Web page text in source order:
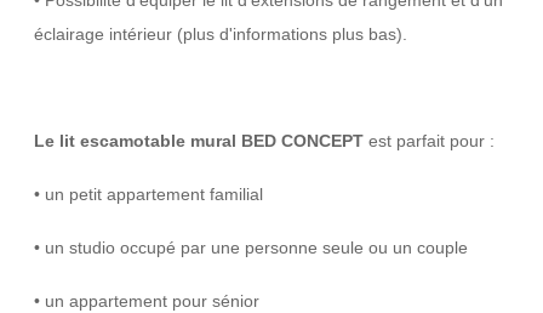
éclairage intérieur (plus d'informations plus bas).
Le lit escamotable mural BED CONCEPT est parfait pour :
• un petit appartement familial
• un studio occupé par une personne seule ou un couple
• un appartement pour sénior